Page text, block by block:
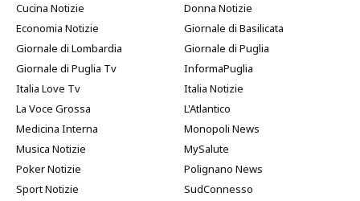
Cucina Notizie
Donna Notizie
Economia Notizie
Giornale di Basilicata
Giornale di Lombardia
Giornale di Puglia
Giornale di Puglia Tv
InformaPuglia
Italia Love Tv
Italia Notizie
La Voce Grossa
L'Atlantico
Medicina Interna
Monopoli News
Musica Notizie
MySalute
Poker Notizie
Polignano News
Sport Notizie
SudConnesso